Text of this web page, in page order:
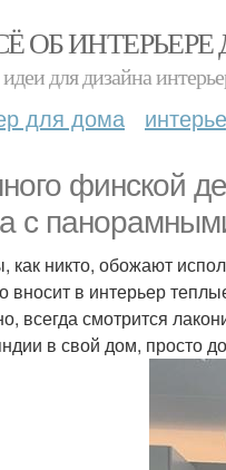
ОБ
для дизайна
для дома
финской
с
как никто, обожают
вносит в интерьер
всегда смотрится
в свой дом, просто